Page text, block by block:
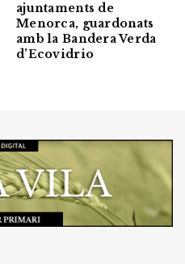
ajuntaments de
Menorca, guardonats
amb la Bandera Verda
d’Ecovidrio